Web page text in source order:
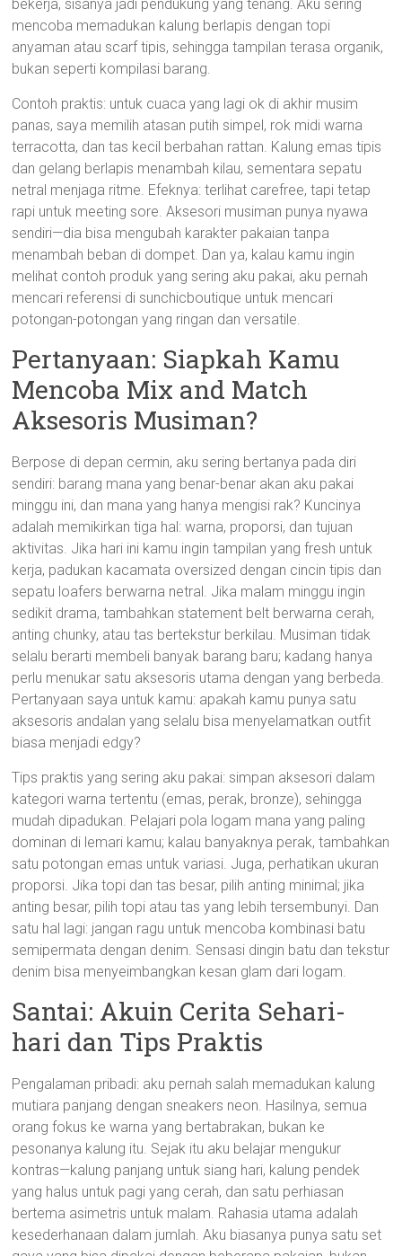
bekerja, sisanya jadi pendukung yang tenang. Aku sering
mencoba memadukan kalung berlapis dengan topi
anyaman atau scarf tipis, sehingga tampilan terasa organik,
bukan seperti kompilasi barang.
Contoh praktis: untuk cuaca yang lagi ok di akhir musim
panas, saya memilih atasan putih simpel, rok midi warna
terracotta, dan tas kecil berbahan rattan. Kalung emas tipis
dan gelang berlapis menambah kilau, sementara sepatu
netral menjaga ritme. Efeknya: terlihat carefree, tapi tetap
rapi untuk meeting sore. Aksesori musiman punya nyawa
sendiri—dia bisa mengubah karakter pakaian tanpa
menambah beban di dompet. Dan ya, kalau kamu ingin
melihat contoh produk yang sering aku pakai, aku pernah
mencari referensi di sunchicboutique untuk mencari
potongan-potongan yang ringan dan versatile.
Pertanyaan: Siapkah Kamu
Mencoba Mix and Match
Aksesoris Musiman?
Berpose di depan cermin, aku sering bertanya pada diri
sendiri: barang mana yang benar-benar akan aku pakai
minggu ini, dan mana yang hanya mengisi rak? Kuncinya
adalah memikirkan tiga hal: warna, proporsi, dan tujuan
aktivitas. Jika hari ini kamu ingin tampilan yang fresh untuk
kerja, padukan kacamata oversized dengan cincin tipis dan
sepatu loafers berwarna netral. Jika malam minggu ingin
sedikit drama, tambahkan statement belt berwarna cerah,
anting chunky, atau tas bertekstur berkilau. Musiman tidak
selalu berarti membeli banyak barang baru; kadang hanya
perlu menukar satu aksesoris utama dengan yang berbeda.
Pertanyaan saya untuk kamu: apakah kamu punya satu
aksesoris andalan yang selalu bisa menyelamatkan outfit
biasa menjadi edgy?
Tips praktis yang sering aku pakai: simpan aksesori dalam
kategori warna tertentu (emas, perak, bronze), sehingga
mudah dipadukan. Pelajari pola logam mana yang paling
dominan di lemari kamu; kalau banyaknya perak, tambahkan
satu potongan emas untuk variasi. Juga, perhatikan ukuran
proporsi. Jika topi dan tas besar, pilih anting minimal; jika
anting besar, pilih topi atau tas yang lebih tersembunyi. Dan
satu hal lagi: jangan ragu untuk mencoba kombinasi batu
semipermata dengan denim. Sensasi dingin batu dan tekstur
denim bisa menyeimbangkan kesan glam dari logam.
Santai: Akuin Cerita Sehari-
hari dan Tips Praktis
Pengalaman pribadi: aku pernah salah memadukan kalung
mutiara panjang dengan sneakers neon. Hasilnya, semua
orang fokus ke warna yang bertabrakan, bukan ke
pesonanya kalung itu. Sejak itu aku belajar mengukur
kontras—kalung panjang untuk siang hari, kalung pendek
yang halus untuk pagi yang cerah, dan satu perhiasan
bertema asimetris untuk malam. Rahasia utama adalah
kesederhanaan dalam jumlah. Aku biasanya punya satu set